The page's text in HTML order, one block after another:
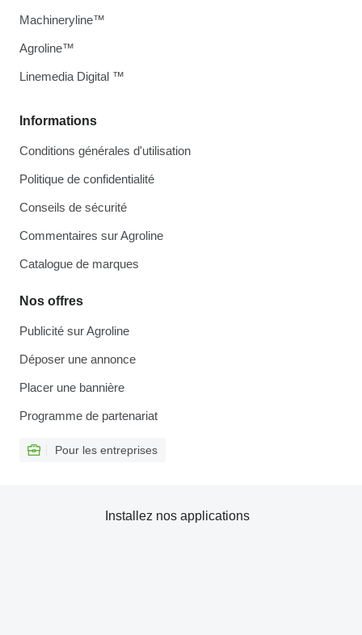
Informations
Conditions générales d'utilisation
Politique de confidentialité
Conseils de sécurité
Commentaires sur Agroline
Catalogue de marques
Nos offres
Publicité sur Agroline
Déposer une annonce
Placer une bannière
Programme de partenariat
Pour les entreprises
Machineryline™
Agroline™
Linemedia Digital ™
Installez nos applications